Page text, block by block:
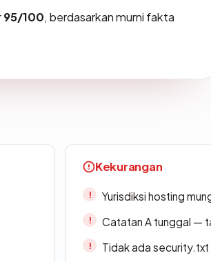
95/100, berdasarkan murni fakta
Kekurangan
Yurisdiksi hosting
Catatan A tunggal —
Tidak ada security.txt